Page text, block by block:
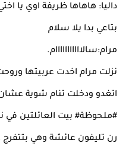
داليا: هاهاها ظريفة اوي يا
بتاعي بدا يلا سلام
مرام:سالااااااااااام.
نزلت مرام اخدت عربيتها
اتغدو ودخلت تنام شوية
#ملحوظة# بيت العائلتين
رن تليفون عائشة وهي بتتفرج